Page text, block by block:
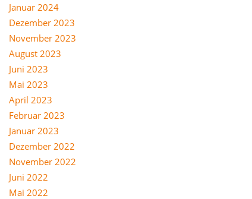
Januar 2024
Dezember 2023
November 2023
August 2023
Juni 2023
Mai 2023
April 2023
Februar 2023
Januar 2023
Dezember 2022
November 2022
Juni 2022
Mai 2022